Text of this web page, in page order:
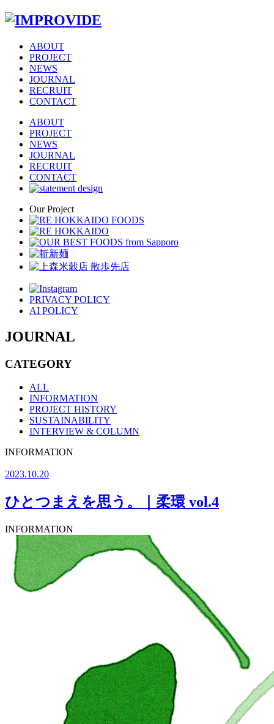
ABOUT
PROJECT
NEWS
JOURNAL
RECRUIT
CONTACT
ABOUT
PROJECT
NEWS
JOURNAL
RECRUIT
CONTACT
Our Project
PRIVACY POLICY
AI POLICY
JOURNAL
CATEGORY
ALL
INFORMATION
PROJECT HISTORY
SUSTAINABILITY
INTERVIEW & COLUMN
INFORMATION
2023.10.20
ひとつまえを思う。｜柔環 vol.4
INFORMATION